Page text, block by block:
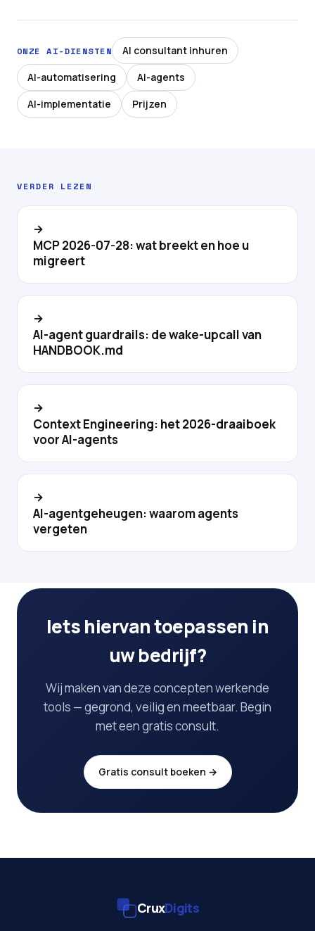
ONZE AI-DIENSTEN
AI consultant inhuren
AI-automatisering
AI-agents
AI-implementatie
Prijzen
VERDER LEZEN
→
MCP 2026-07-28: wat breekt en hoe u
migreert
→
AI-agent guardrails: de wake-upcall van
HANDBOOK.md
→
Context Engineering: het 2026-draaiboek
voor AI-agents
→
AI-agentgeheugen: waarom agents
vergeten
Iets hiervan toepassen in
uw bedrijf?
Wij maken van deze concepten werkende
tools — gegrond, veilig en meetbaar. Begin
met een gratis consult.
Gratis consult boeken →
CruxDigits